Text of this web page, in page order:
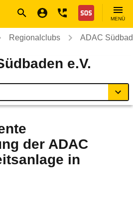
Nothilfe
MENÜ
Regionalclubs ADAC
e.V.
Verkehr
der ADAC
in